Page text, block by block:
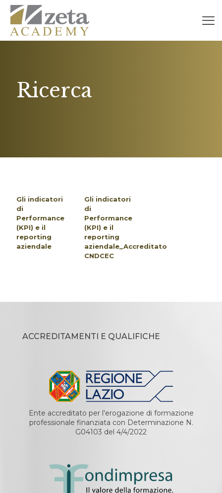
Ricerca
Gli indicatori
di
Performance
(KPI) e il
reporting
aziendale
Gli indicatori
di
Performance
(KPI) e il
reporting
aziendale_Accreditato
CNDCEC
ACCREDITAMENTI E QUALIFICHE
Ente accreditato per l'erogazione di formazione
professionale finanziata con Determinazione N.
G04103 del 4/4/2022